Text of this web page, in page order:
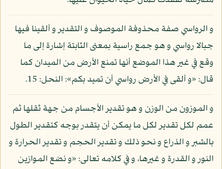
و الرواسي صفة محذوفة الموصوف و التقدير و ألقينا فيها
جبالا رواسي و هو جمع راسية بمعنى الثابتة إشارة إلى ما
وقع في غير هذا الموضع أنها تمنع الأرض من الميدان كما
قال: «و ألقى في الأرض رواسي أن تميد بكم»: النحل: 15.
و الموزون من الوزن و هو تقدير الأجسام من جهة ثقلها ثم
عمم لكل تقدير لكل ما يمكن أن يتقدر بوجه كتقدير الطول
بالشبر و الذراع و نحو ذلك و تقدير الحجم و تقدير الحرارة و
النور و القدرة و غيرها، و في كلامه تعالى: «و نضع الموازين